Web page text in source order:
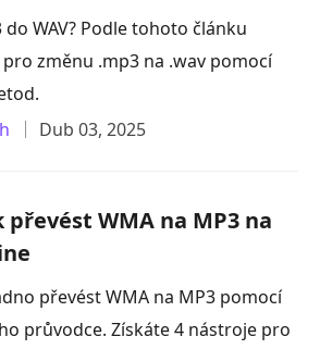
do WAV? Podle tohoto článku
změnu .mp3 na .wav pomocí
Dub 03, 2025
převést WMA na MP3 na
převést WMA na MP3 pomocí
průvodce. Získáte 4 nástroje pro